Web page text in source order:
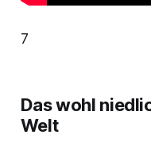
7
Das wohl
Welt